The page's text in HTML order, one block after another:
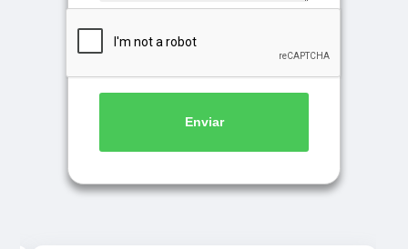
Enviar